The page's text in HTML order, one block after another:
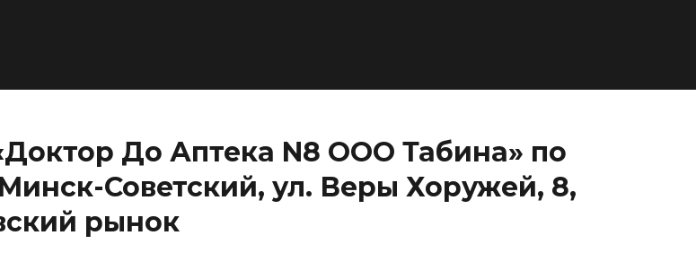
До Аптека N8 ООО Табина» по
Советский, ул. Веры Хоружей, 8,
рынок